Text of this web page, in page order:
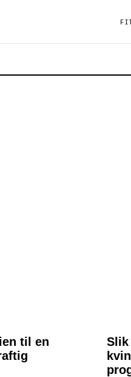
til en
Slik